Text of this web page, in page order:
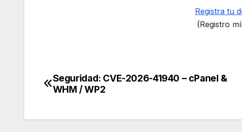
Registra tu
(Registro
Navegación
entradas
Seguridad: CVE-2026-41940 – cPanel &
WHM / WP2